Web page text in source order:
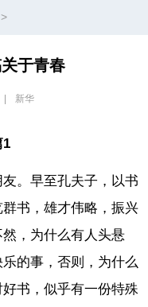
>
于青春
新华
1
。早至孔夫子，以书
书，雄才伟略，振兴
，为什么有人头悬
的事，否则，为什么
书，似乎有一份特殊